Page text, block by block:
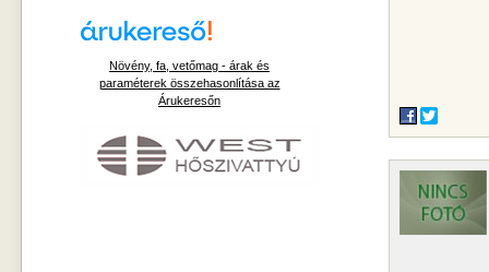
Növény, fa, vetőmag - árak és
paraméterek összehasonlítása az
Árukeresőn